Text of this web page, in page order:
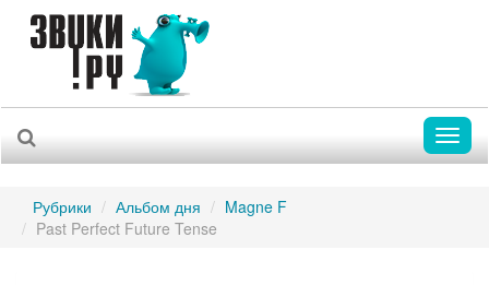
Рубрики Альбом дня
Magne F
Past Perfect Future Tense